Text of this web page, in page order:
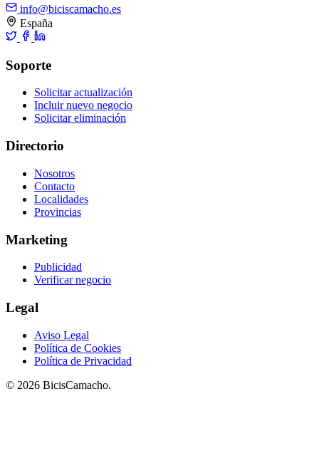
info@biciscamacho.es
España
Soporte
Solicitar actualización
Incluir nuevo negocio
Solicitar eliminación
Directorio
Nosotros
Contacto
Localidades
Provincias
Marketing
Publicidad
Verificar negocio
Legal
Aviso Legal
Política de Cookies
Política de Privacidad
© 2026 BicisCamacho.